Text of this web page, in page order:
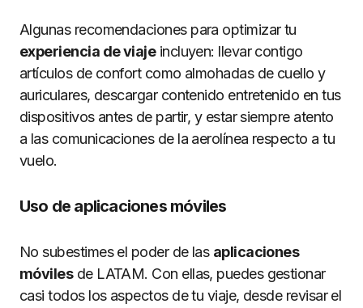
Algunas recomendaciones para optimizar tu
experiencia de viajeincluyen: llevar contigo
artículos de confort como almohadas de cuello y
auriculares, descargar contenido entretenido en tus
dispositivos antes de partir, y estar siempre atento
a las comunicaciones de la aerolínea respecto a tu
vuelo.
Uso de aplicaciones móviles
No subestimes el poder de las aplicaciones
móvilesde LATAM. Con ellas, puedes gestionar
casi todos los aspectos de tu viaje, desde revisar el